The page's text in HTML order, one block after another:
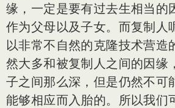
缘，一定是要有过去生相当的
作为父母以及子女。而复制人
以非常不自然的克隆技术营造
然大多和被复制人之间的因缘
子之间那么深，但是仍然不可
能够相应而入胎的。所以我们